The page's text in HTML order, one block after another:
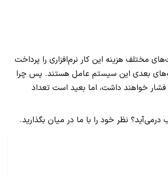
مختلف هزینه این کار نرم‌افزاری را پرداخت
بعدی این سیستم عامل هستند. پس چرا
خواهند داشت، اما بعید است تعداد
نظر خود را با ما در میان بگذارید.